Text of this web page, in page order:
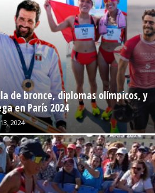
de bronce, diplomas olímpicos, y
en París 2024
2024